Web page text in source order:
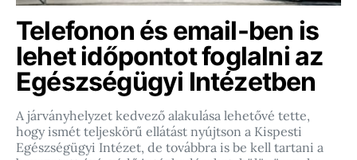
Telefonon és email-ben is
lehet időpontot foglalni az
Egészségügyi Intézetben
A járványhelyzet kedvező alakulása lehetővé tette,
hogy ismét teljeskörű ellátást nyújtson a Kispesti
Egészségügyi Intézet, de továbbra is be kell tartani a